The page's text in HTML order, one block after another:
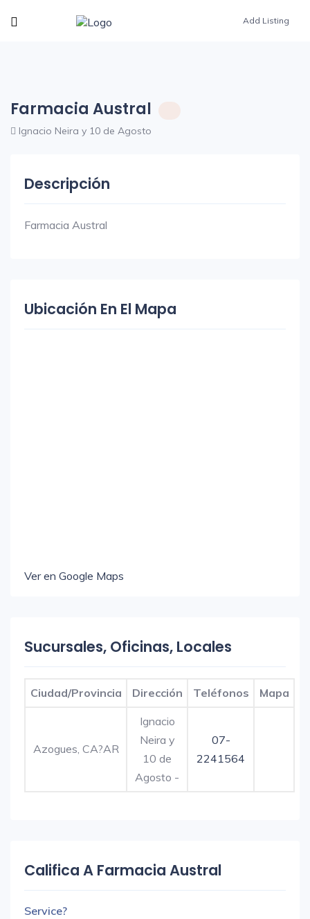
Add Listing
Farmacia Austral
Ignacio Neira y 10 de Agosto
Descripción
Farmacia Austral
Ubicación En El Mapa
Ver en Google Maps
Sucursales, Oficinas, Locales
Ciudad/Provincia Dirección Teléfonos Mapa
Azogues, CA?AR
Ignacio
Neira y
10 de
Agosto -
07-
2241564
Califica A Farmacia Austral
Service?